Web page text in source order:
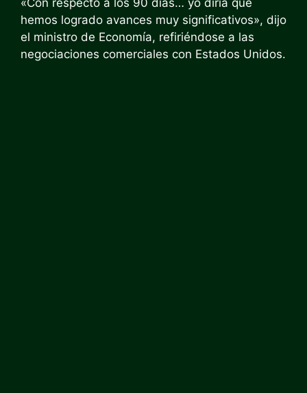
hemos logrado avances muy significativos», dijo
el ministro de Economía, refiriéndose a las
negociaciones comerciales con Estados Unidos.